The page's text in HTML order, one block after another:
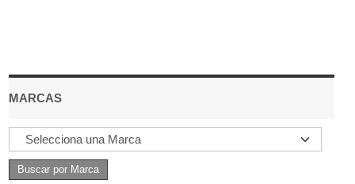
MARCAS